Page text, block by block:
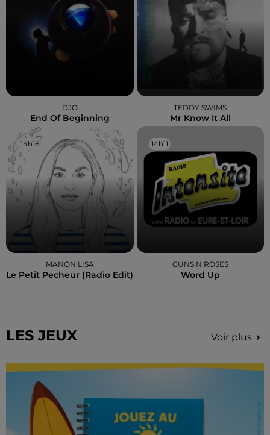
DJO
End Of Beginning
TEDDY SWIMS
Mr Know It All
14h16
14h16
MANON LISA
Le Petit Pecheur (radio Edit)
14h11
14h11
GUNS N ROSES
Word Up
LES JEUX Voir plus